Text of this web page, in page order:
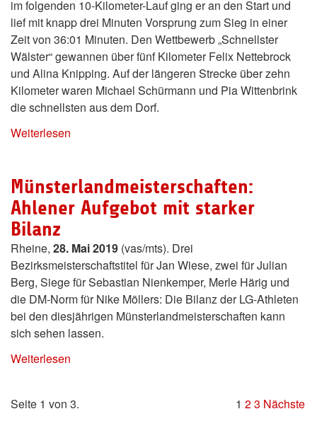
im folgenden 10-Kilometer-Lauf ging er an den Start und
lief mit knapp drei Minuten Vorsprung zum Sieg in einer
Zeit von 36:01 Minuten. Den Wettbewerb „Schnellster
Wälster“ gewannen über fünf Kilometer Felix Nettebrock
und Alina Knipping. Auf der längeren Strecke über zehn
Kilometer waren Michael Schürmann und Pia Wittenbrink
die schnellsten aus dem Dorf.
Weiterlesen
Münsterlandmeisterschaften:
Ahlener Aufgebot mit starker
Bilanz
Rheine, 28. Mai 2019 (vas/mts). Drei
Bezirksmeisterschaftstitel für Jan Wiese, zwei für Julian
Berg, Siege für Sebastian Nienkemper, Merle Härig und
die DM-Norm für Nike Möllers: Die Bilanz der LG-Athleten
bei den diesjährigen Münsterlandmeisterschaften kann
sich sehen lassen.
Weiterlesen
Seite 1 von 3. 1 23 Nächste